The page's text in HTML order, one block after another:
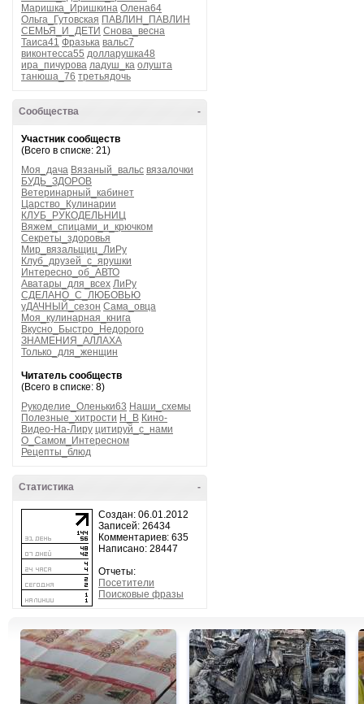
Маришка_Иришкина Олена64
Ольга_Гутовская ПАВЛИН_ПАВЛИН
СЕМЬЯ_И_ДЕТИ Снова_весна
Таиса41 Фразька вальс7
виконтесса55 долларушка48
ира_пичурова ладуш_ка олушта
танюша_76 третьядочь
-
Сообщества
Участник сообществ
(Всего в списке: 21)
Моя_дача Вязаный_вальс вязалочки
БУДЬ_ЗДОРОВ
Ветеринарный_кабинет
Царство_Кулинарии
КЛУБ_РУКОДЕЛЬНИЦ
Вяжем_спицами_и_крючком
Секреты_здоровья
Мир_вязальщиц_ЛиРу
Клуб_друзей_с_ярушки
Интересно_об_АВТО
Аватары_для_всех ЛиРу
СДЕЛАНО_С_ЛЮБОВЬЮ
уДАЧНЫЙ_сезон Сама_овца
Моя_кулинарная_книга
Вкусно_Быстро_Недорого
ЗНАМЕНИЯ_АЛЛАХА
Только_для_женщин
Читатель сообществ
(Всего в списке: 8)
Рукоделие_Оленьки63 Наши_схемы
Полезные_хитрости H_B Кино-
Видео-На-Лиру цитируй_с_нами
О_Самом_Интересном
Рецепты_блюд
-
Статистика
Создан: 06.01.2012
Записей: 26434
Комментариев: 635
Написано: 28447
Отчеты:
Посетители
Поисковые фразы